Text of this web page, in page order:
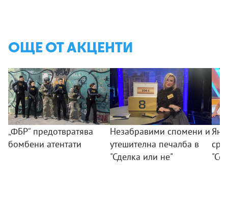
ОЩЕ ОТ АКЦЕНТИ
„ФБР“ предотвратява
бомбени атентати
Незабравими спомени и
утешителна печалба в
"Сделка или не"